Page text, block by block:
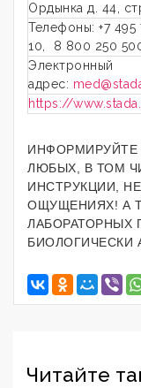
Ордынка д. 44,
Телефоны: +7 495
10, 8 800 250
Электронный
адрес:
https://
ИНФОРМИРУЙТЕ
ЛЮБЫХ, В ТОМ
ИНСТРУКЦИИ,
ОЩУЩЕНИЯХ! А
ЛАБОРАТОРНЫХ
БИОЛОГИЧЕСКИ
Читайте